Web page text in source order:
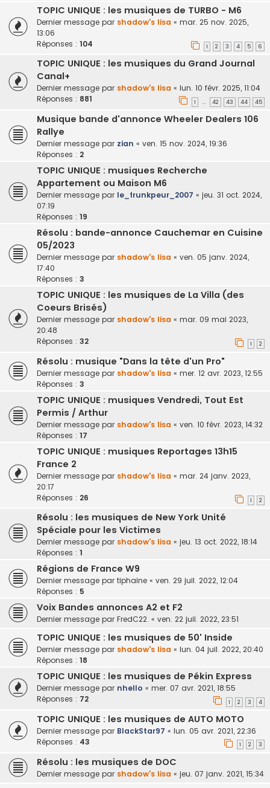
TOPIC UNIQUE : les musiques de TURBO - M6
Dernier message par shadow's lisa « mar. 25 nov. 2025,
13:06
Réponses : 104 1 2 3 4 5 6
TOPIC UNIQUE : les musiques du Grand Journal
Canal+
Dernier message par shadow's lisa « lun. 10 févr. 2025, 11:04
Réponses : 881 1 … 42 43 44 45
Musique bande d'annonce Wheeler Dealers 106
Rallye
Dernier message par zian « ven. 15 nov. 2024, 19:36
Réponses : 2
TOPIC UNIQUE : musiques Recherche
Appartement ou Maison M6
Dernier message par le_frunkpeur_2007 « jeu. 31 oct. 2024,
07:19
Réponses : 19
Résolu : bande-annonce Cauchemar en Cuisine
05/2023
Dernier message par shadow's lisa « ven. 05 janv. 2024,
17:40
Réponses : 3
TOPIC UNIQUE : les musiques de La Villa (des
Coeurs Brisés)
Dernier message par shadow's lisa « mar. 09 mai 2023,
20:48
Réponses : 32 1 2
Résolu : musique "Dans la tête d'un Pro"
Dernier message par shadow's lisa « mer. 12 avr. 2023, 12:55
Réponses : 3
TOPIC UNIQUE : musiques Vendredi, Tout Est
Permis / Arthur
Dernier message par shadow's lisa « ven. 10 févr. 2023, 14:32
Réponses : 17
TOPIC UNIQUE : musiques Reportages 13h15
France 2
Dernier message par shadow's lisa « mar. 24 janv. 2023,
20:17
Réponses : 26 1 2
Résolu : les musiques de New York Unité
Spéciale pour les Victimes
Dernier message par shadow's lisa « jeu. 13 oct. 2022, 18:14
Réponses : 1
Régions de France W9
Dernier message par tiphaine « ven. 29 juil. 2022, 12:04
Réponses : 5
Voix Bandes annonces A2 et F2
Dernier message par FredC22. « ven. 22 juil. 2022, 23:51
TOPIC UNIQUE : les musiques de 50' Inside
Dernier message par shadow's lisa « lun. 04 juil. 2022, 20:40
Réponses : 18
TOPIC UNIQUE : les musiques de Pékin Express
Dernier message par nhello « mer. 07 avr. 2021, 18:55
Réponses : 72 1 2 3 4
TOPIC UNIQUE : les musiques de AUTO MOTO
Dernier message par BlackStar97 « lun. 05 avr. 2021, 22:36
Réponses : 43 1 2 3
Résolu : les musiques de DOC
Dernier message par shadow's lisa « jeu. 07 janv. 2021, 15:34